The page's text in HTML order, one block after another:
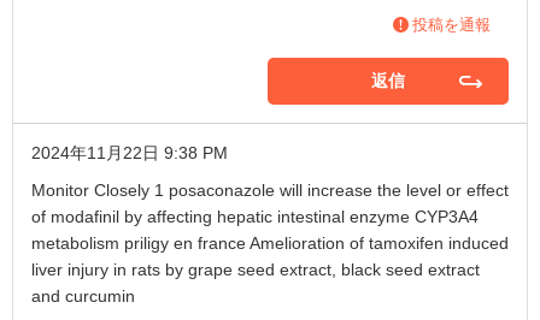
投稿を通報
返信
2024年11月22日 9:38 PM
Monitor Closely 1 posaconazole will increase the level or effect
of modafinil by affecting hepatic intestinal enzyme CYP3A4
metabolism priligy en franceAmelioration of tamoxifen induced
liver injury in rats by grape seed extract, black seed extract
and curcumin